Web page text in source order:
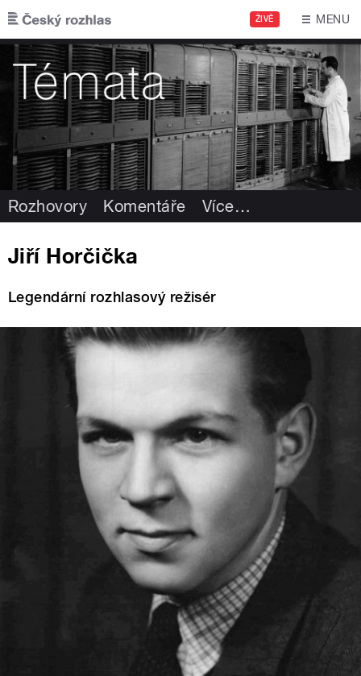
Přejít k hlavnímu obsahu
ŽIVĚ MENU
Rozhovory Komentáře Více…
Jiří Horčička
Legendární rozhlasový režisér